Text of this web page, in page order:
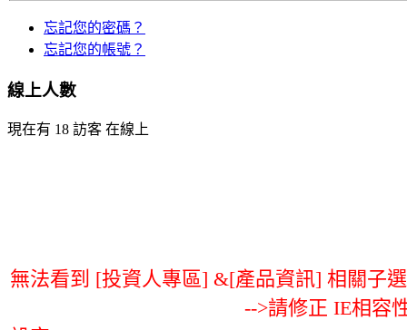
忘記您的密碼？
忘記您的帳號？
線上人數
現在有 18 訪客 在線上
無法看到 [投資人專區] &[產品資訊] 相關子
-->請修正 IE相容性